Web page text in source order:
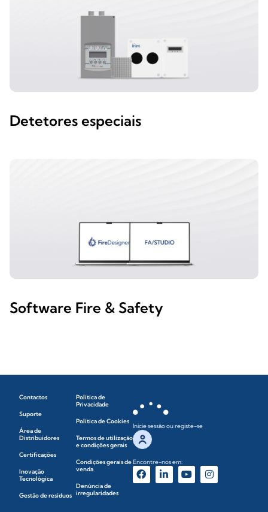
Detetores especiais
Software Fire & Safety
Contactos
Suporte
Área de
Distribuidores
Certificações
Inovação
Tecnológica
Gestão de resíduos
Política de
Privacidade
Política de Cookies
Termos de utilização
e condições gerais
Condições gerais de
venda
Denúncia de
irregularidades
Inicie sessão ou registe-se
Encontre-nos em: